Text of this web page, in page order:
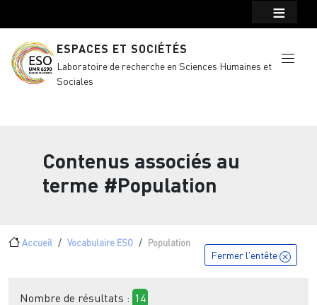
ESPACES ET SOCIÉTÉS
Laboratoire de recherche en Sciences Humaines et
Sociales
Contenus associés au
terme #Population
Fil d'Ariane
Accueil Vocabulaire ESO Population
Fermer l'entête
Nombre de résultats : 14